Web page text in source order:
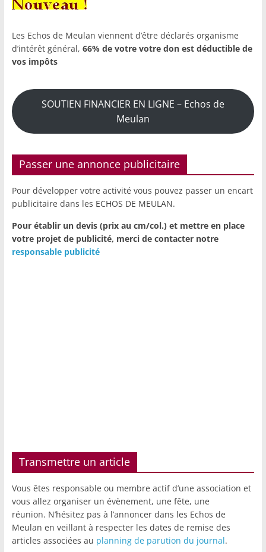
Les Echos de Meulan viennent d’être déclarés organisme
d’intérêt général, 66% de votre votre don est déductible de
vos impôts
SOUTIEN FINANCIER EN LIGNE – Echos de
Meulan
Passer une annonce publicitaire
Pour développer votre activité vous pouvez passer un encart
publicitaire dans les ECHOS DE MEULAN.
Pour établir un devis (prix au cm/col.) et mettre en place
votre projet de publicité, merci de contacter notre
responsable publicité
Transmettre un article
Vous êtes responsable ou membre actif d’une association et
vous allez organiser un évènement, une fête, une
réunion. N’hésitez pas à l’annoncer dans les Echos de
Meulan en veillant à respecter les dates de remise des
articles associées au planning de parution du journal.